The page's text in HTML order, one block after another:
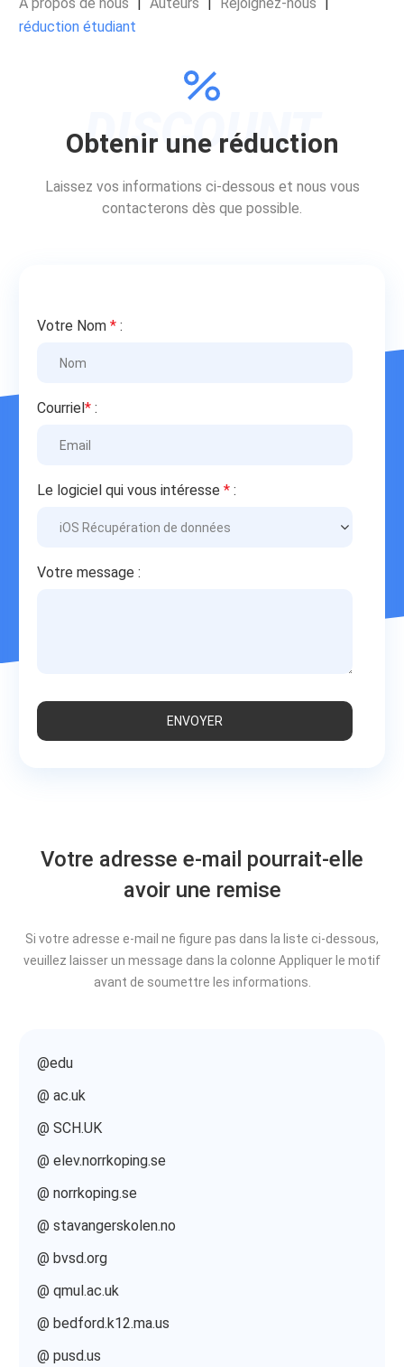
réduction étudiant
Obtenir une réduction
Laissez vos informations ci-dessous et nous vous
contacterons dès que possible.
Votre Nom* :
Courriel* :
Le logiciel qui vous intéresse* :
Votre message :
ENVOYER
Votre adresse e-mail pourrait-elle
avoir une remise
Si votre adresse e-mail ne figure pas dans la liste ci-dessous,
veuillez laisser un message dans la colonne Appliquer le motif
avant de soumettre les informations.
@edu
@ ac.uk
@ SCH.UK
@ elev.norrkoping.se
@ norrkoping.se
@ stavangerskolen.no
@ bvsd.org
@ qmul.ac.uk
@ bedford.k12.ma.us
@ pusd.us